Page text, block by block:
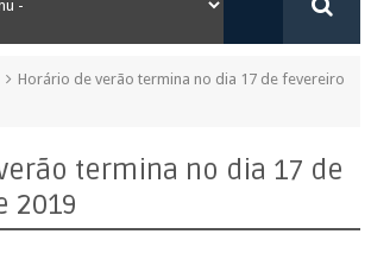
Horário de verão termina no dia 17 de fevereiro
termina no dia 17 de
2019